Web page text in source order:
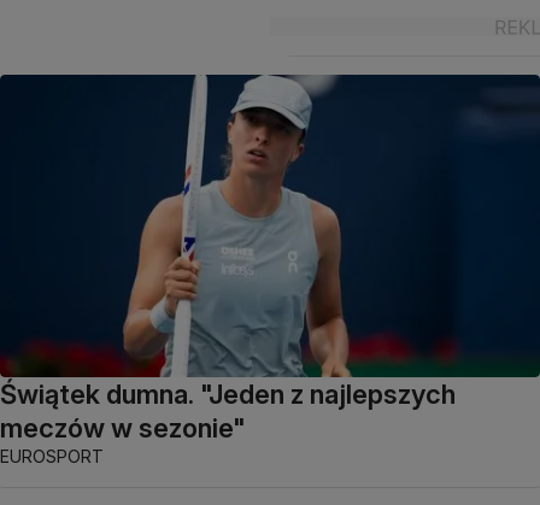
Świątek dumna. "Jeden z najlepszych
meczów w sezonie"
EUROSPORT